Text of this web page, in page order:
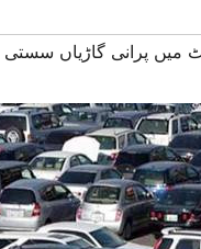
میں پرانی گاڑیاں سستی